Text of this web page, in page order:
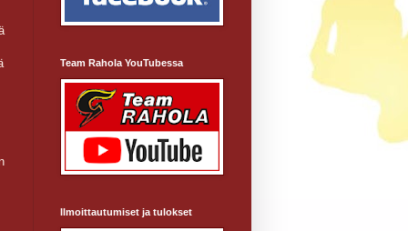
Team Rahola YouTubessa
Ilmoittautumiset ja tulokset